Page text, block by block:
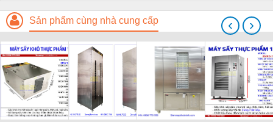
Sản phẩm cùng nhà cung cấp ‹ ›